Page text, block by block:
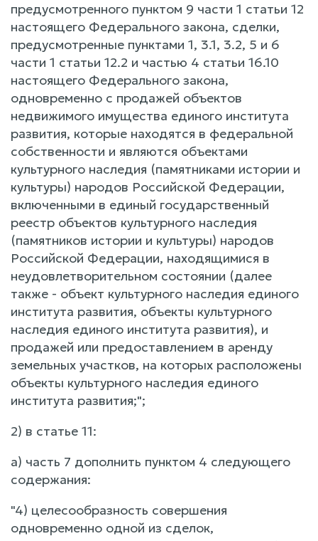
предусмотренного пунктом 9 части 1 статьи 12
настоящего Федерального закона, сделки,
предусмотренные пунктами 1, 3.1, 3.2, 5 и 6
части 1 статьи 12.2 и частью 4 статьи 16.10
настоящего Федерального закона,
одновременно с продажей объектов
недвижимого имущества единого института
развития, которые находятся в федеральной
собственности и являются объектами
культурного наследия (памятниками истории и
культуры) народов Российской Федерации,
включенными в единый государственный
реестр объектов культурного наследия
(памятников истории и культуры) народов
Российской Федерации, находящимися в
неудовлетворительном состоянии (далее
также - объект культурного наследия единого
института развития, объекты культурного
наследия единого института развития), и
продажей или предоставлением в аренду
земельных участков, на которых расположены
объекты культурного наследия единого
института развития;";
2) в статье 11:
а) часть 7 дополнить пунктом 4 следующего
содержания:
"4) целесообразность совершения
одновременно одной из сделок,